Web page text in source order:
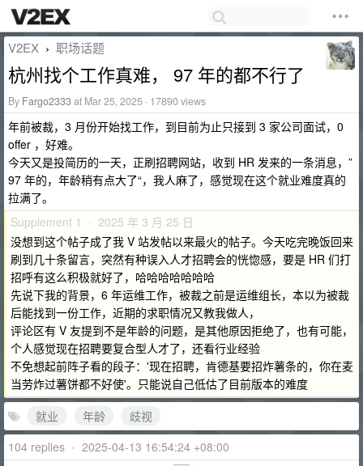
V2EX › 职场话题
杭州找个工作真难， 97 年的都不行了
By Fargo2333at Mar 25, 2025 · 17890 views
年前被裁，3 月份开始找工作，到目前为止只接到 3 家公司面试，0
offer ，好难。
今天又是投简历的一天，正刷招聘网站，收到 HR 发来的一条消息，”
97 年的，年龄稍有点大了“，我人麻了，感觉现在这个就业难度真的
拉满了。
Supplement 1 · 2025 年 3 月 25 日
没想到这个帖子成了我 V 站发帖以来最火的帖子。今天吃完晚饭回来
刷到几十条留言，突然有种误入人才招聘会的恍惚感，要是 HR 们打
招呼有这么积极就好了，哈哈哈哈哈哈哈
先说下我的背景，6 年运维工作，被裁之前是运维组长，本以为被裁
后能找到一份工作，近期的求职情况又教我做人，
评论区有 V 友提到不是年龄的问题，是其他原因拒绝了，也有可能，
个人感觉现在招聘要复合型人才了，还看行业经验
不免想起前阵子看的段子：'现在招聘，肯德基要招炸薯条的，你在麦
当劳炸过薯饼都不好使'。只能说自己低估了目前版本的难度
就业
年龄
歧视
104 replies • 2025-04-13 16:54:24 +08:00